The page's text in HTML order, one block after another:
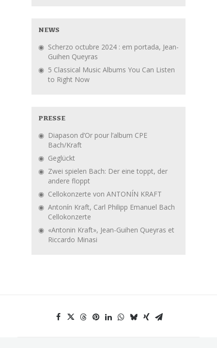
NEWS
Scherzo octubre 2024 : em portada, Jean-
Guihen Queyras
5 Classical Music Albums You Can Listen
to Right Now
PRESSE
Diapason d’Or pour l’album CPE
Bach/Kraft
Geglückt
Zwei spielen Bach: Der eine toppt, der
andere floppt
Cellokonzerte von ANTONÍN KRAFT
Antonín Kraft, Carl Philipp Emanuel Bach
Cellokonzerte
«Antonin Kraft», Jean-Guihen Queyras et
Riccardo Minasi